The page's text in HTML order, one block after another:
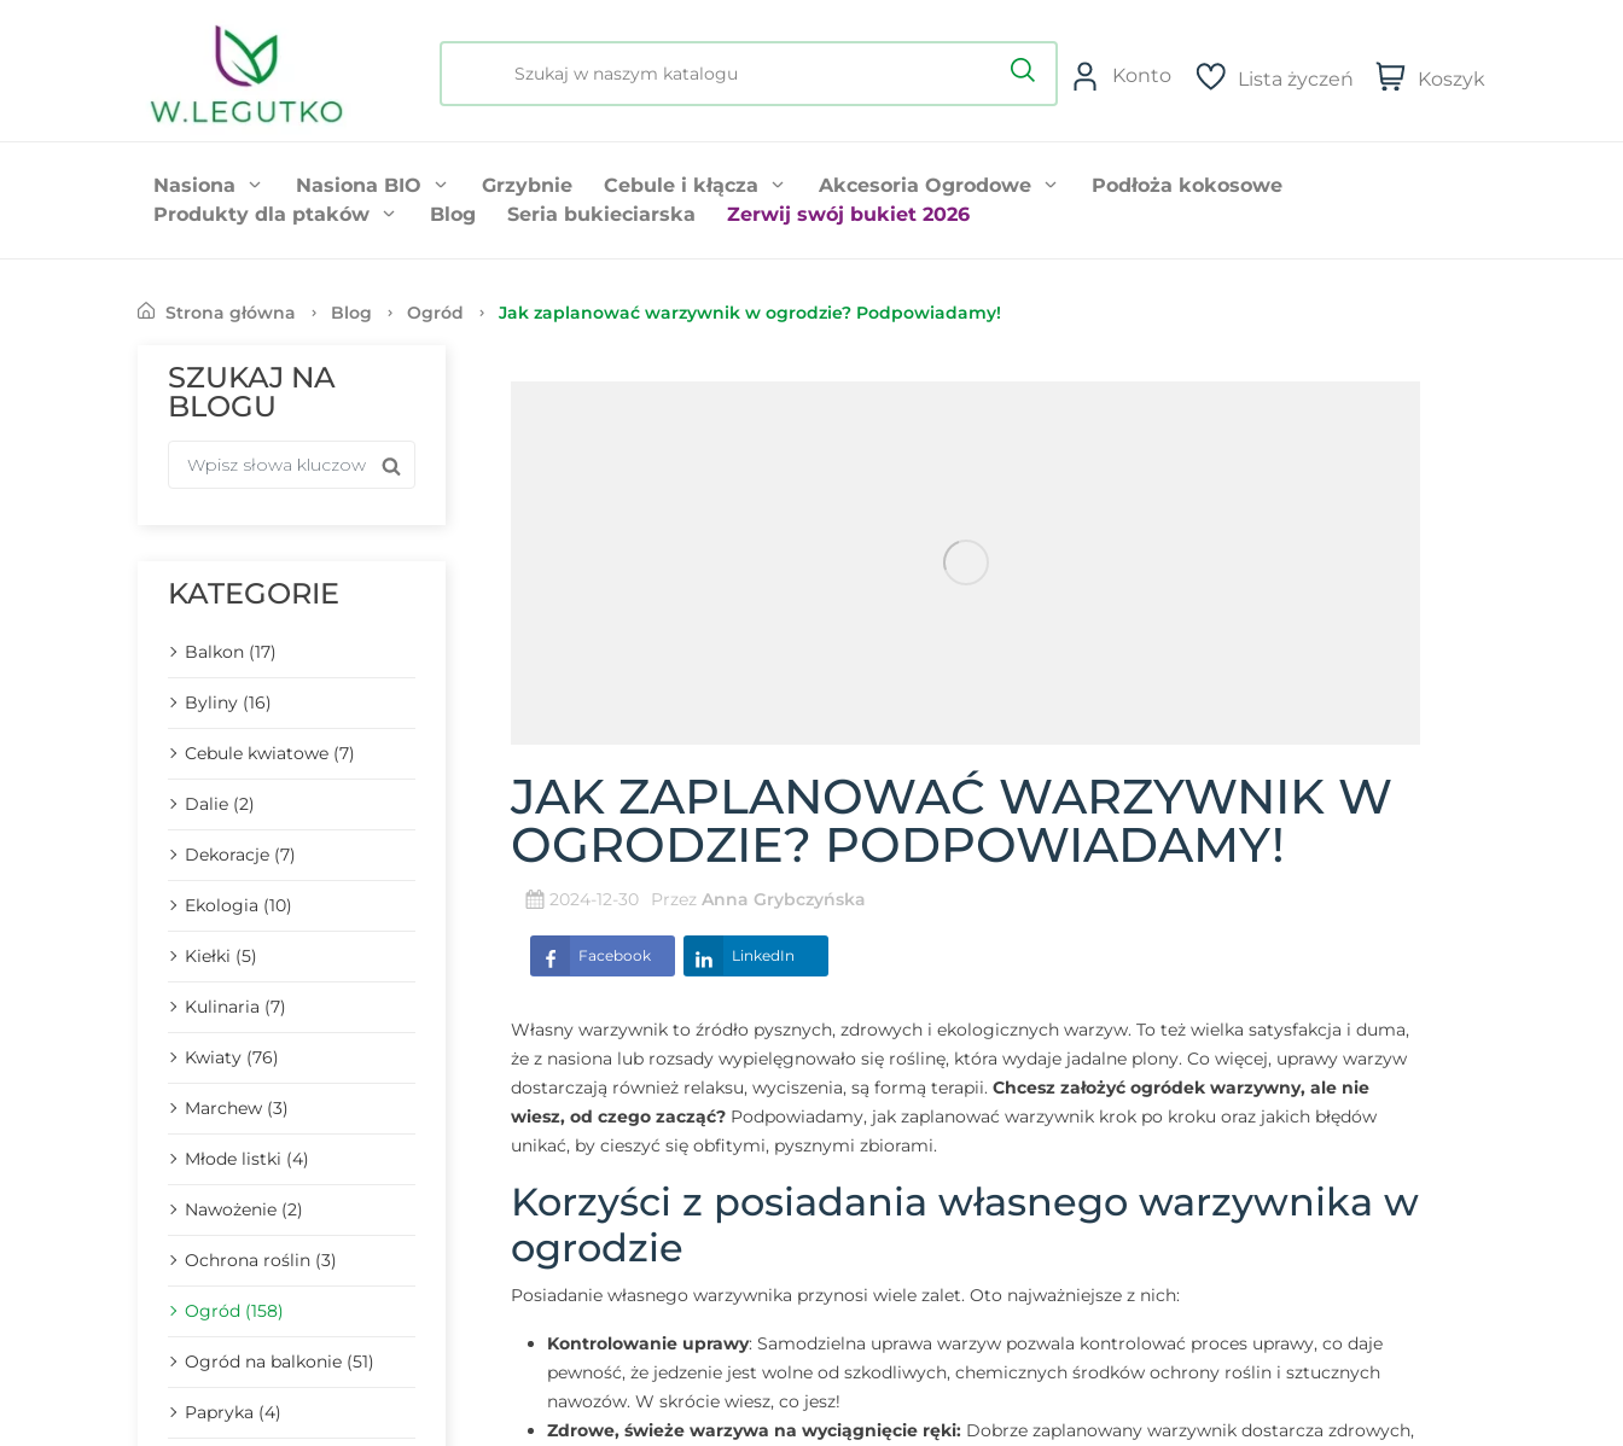
Konto Lista życzeń Koszyk
Nasiona Nasiona BIO Grzybnie Cebule i kłącza Akcesoria Ogrodowe
Podłoża kokosowe
Produkty dla ptaków
Blog Seria bukieciarska Zerwij swój bukiet 2026
Strona główna Blog Ogród Jak zaplanować warzywnik w ogrodzie? Podpowiadamy!
SZUKAJ NA
BLOGU
KATEGORIE
Balkon (17)
Byliny (16)
Cebule kwiatowe (7)
Dalie (2)
Dekoracje (7)
Ekologia (10)
Kiełki (5)
Kulinaria (7)
Kwiaty (76)
Marchew (3)
Młode listki (4)
Nawożenie (2)
Ochrona roślin (3)
Ogród (158)
Ogród na balkonie (51)
Papryka (4)
JAK ZAPLANOWAĆ WARZYWNIK W
OGRODZIE? PODPOWIADAMY!
2024-12-30 Przez Anna Grybczyńska
Facebook LinkedIn
Własny warzywnik to źródło pysznych, zdrowych i ekologicznych warzyw. To też wielka satysfakcja i duma,
że z nasiona lub rozsady wypielęgnowało się roślinę, która wydaje jadalne plony. Co więcej, uprawy warzyw
dostarczają również relaksu, wyciszenia, są formą terapii. Chcesz założyć ogródek warzywny, ale nie
wiesz, od czego zacząć? Podpowiadamy, jak zaplanować warzywnik krok po kroku oraz jakich błędów
unikać, by cieszyć się obfitymi, pysznymi zbiorami.
Korzyści z posiadania własnego warzywnika w
ogrodzie
Posiadanie własnego warzywnika przynosi wiele zalet. Oto najważniejsze z nich:
Kontrolowanie uprawy: Samodzielna uprawa warzyw pozwala kontrolować proces uprawy, co daje
pewność, że jedzenie jest wolne od szkodliwych, chemicznych środków ochrony roślin i sztucznych
nawozów. W skrócie wiesz, co jesz!
Zdrowe, świeże warzywa na wyciągnięcie ręki: Dobrze zaplanowany warzywnik dostarcza zdrowych,